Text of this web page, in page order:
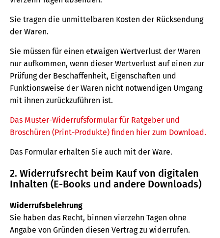
Sie tragen die unmittelbaren Kosten der Rücksendung
der Waren.
Sie müssen für einen etwaigen Wertverlust der Waren
nur aufkommen, wenn dieser Wertverlust auf einen zur
Prüfung der Beschaffenheit, Eigenschaften und
Funktionsweise der Waren nicht notwendigen Umgang
mit ihnen zurückzuführen ist.
Das Muster-Widerrufsformular für Ratgeber und
Broschüren (Print-Produkte) finden hier zum Download.
Das Formular erhalten Sie auch mit der Ware.
2. Widerrufsrecht beim Kauf von digitalen
Inhalten (E-Books und andere Downloads)
Widerrufsbelehrung
Sie haben das Recht, binnen vierzehn Tagen ohne
Angabe von Gründen diesen Vertrag zu widerrufen.